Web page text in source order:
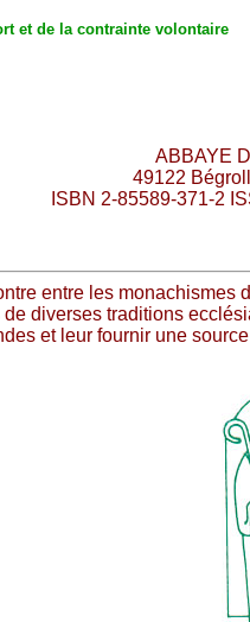
et de la contrainte volontaire
ABBAYE
49122
ISBN 2-85589-371-2
entre les
diverses traditions
et leur fournir une